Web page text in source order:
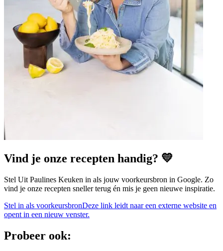
Vind je onze recepten handig? 💛
Stel Uit Paulines Keuken in als jouw voorkeursbron in Google. Zo
vind je onze recepten sneller terug én mis je geen nieuwe inspiratie.
Stel in als voorkeursbronDeze link leidt naar een externe website en
opent in een nieuw venster.
Probeer ook: